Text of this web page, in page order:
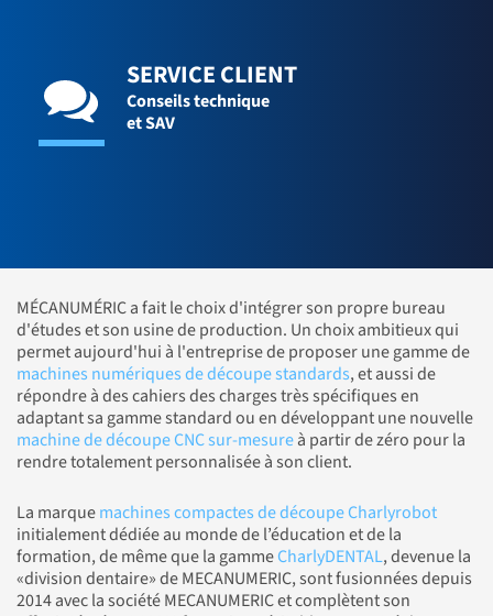
SERVICE CLIENT
Conseils technique
et SAV
MÉCANUMÉRIC a fait le choix d'intégrer son propre bureau
d'études et son usine de production. Un choix ambitieux qui
permet aujourd'hui à l'entreprise de proposer une gamme de
machines numériques de découpe standards, et aussi de
répondre à des cahiers des charges très spécifiques en
adaptant sa gamme standard ou en développant une nouvelle
machine de découpe CNC sur-mesureà partir de zéro pour la
rendre totalement personnalisée à son client.
La marquemachines compactes de découpe Charlyrobot
initialement dédiée au monde de l’éducation et de la
formation, de même que la gammeCharlyDENTAL, devenue la
«division dentaire» de MECANUMERIC, sont fusionnées depuis
2014 avec la société MECANUMERIC et complètent son